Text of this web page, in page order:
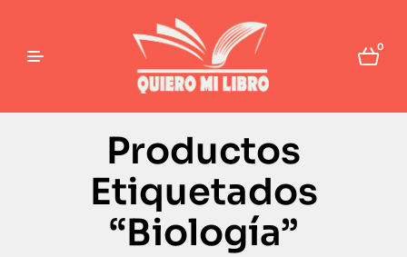
0
Productos
Etiquetados
“Biología”